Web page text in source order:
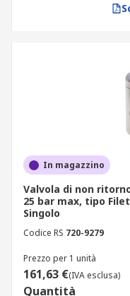
In magazzino
Valvola di non
25 bar max, tipo
Singolo
Codice RS 720-9279
Prezzo per 1 unità
161,63 €(IVA esclusa)
Quantità